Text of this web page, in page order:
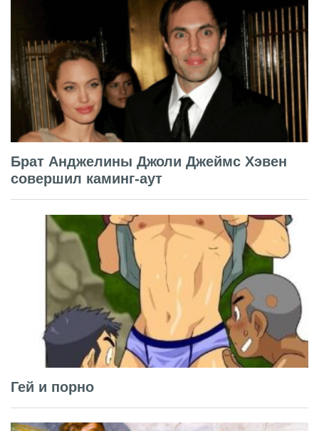
Брат Анджелины Джоли Джеймс Хэвен
совершил каминг-аут
Гей и порно